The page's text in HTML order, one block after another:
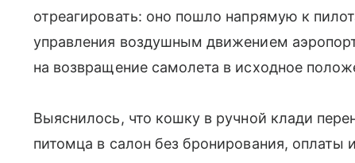
отреагировать: оно пошло напрямую к
управления воздушным движением
на возвращение самолета в исходное
Выяснилось, что кошку в ручной клади
питомца в салон без бронирования, оплаты